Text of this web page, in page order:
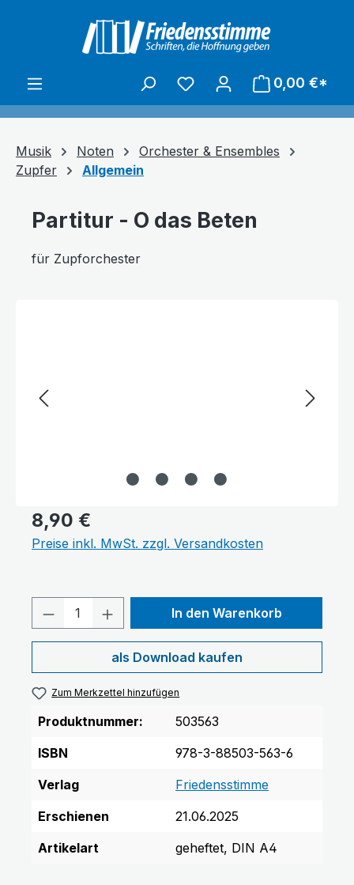
0,00 €*
Musik Noten
Orchester & Ensembles
Zupfer
Allgemein
Partitur - O das Beten
für Zupforchester
8,90 €
Preise inkl. MwSt. zzgl. Versandkosten
Produkt Anzahl: Gib den
In den Warenkorb
als Download kaufen
Zum Merkzettel hinzufügen
Produktnummer:
503563
ISBN
978-3-88503-563-6
Verlag
Friedensstimme
Erschienen
21.06.2025
Artikelart
geheftet, DIN A4